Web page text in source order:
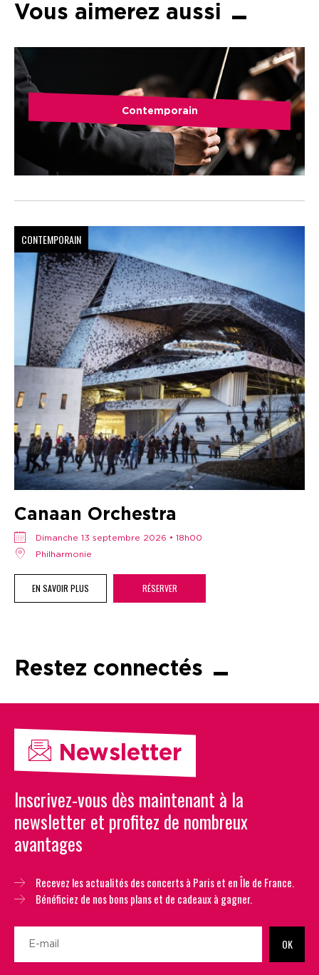
Vous aimerez aussi
Contemporain
CONTEMPORAIN
Canaan Orchestra
dimanche 13 septembre 2026 • 18h00
Philharmonie
EN SAVOIR PLUS RÉSERVER
Restez connectés
Newsletter
Inscrivez-vous dès maintenant à la
newsletter et profitez de nombreux
avantages
Recevez les actualités des concerts à Paris et en Île de France.
Bénéficiez de nos bons plans et de cadeaux à gagner.
OK